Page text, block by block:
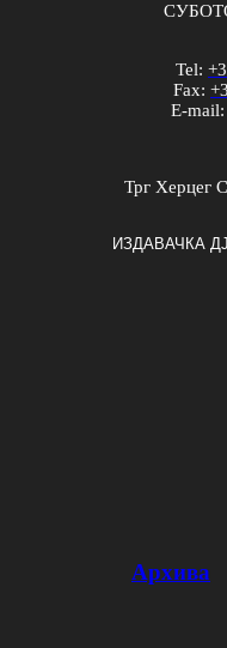
Tel:
Fax:
E-mail:
Трг Херцег
ИЗДАВАЧКА
Архива